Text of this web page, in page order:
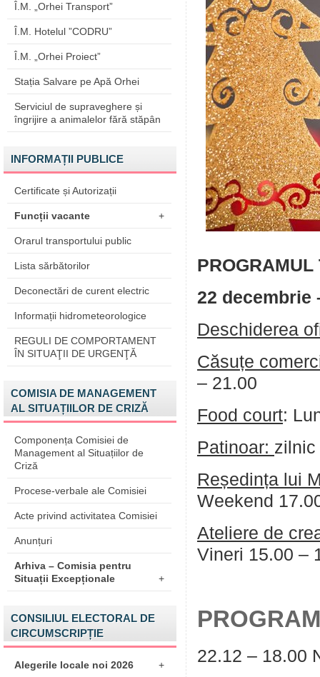
Î.M. „Orhei Transport”
Î.M. Hotelul ”CODRU”
Î.M. „Orhei Proiect”
Stația Salvare pe Apă Orhei
Serviciul de supraveghere și
îngrijire a animalelor fără stăpân
INFORMAȚII PUBLICE
Certificate și Autorizații
Funcții vacante +
Orarul transportului public
Lista sărbătorilor
Deconectări de curent electric
Informații hidrometeorologice
REGULI DE COMPORTAMENT
ÎN SITUAŢII DE URGENŢĂ
COMISIA DE MANAGEMENT
AL SITUAȚIILOR DE CRIZĂ
Componența Comisiei de
Management al Situațiilor de
Criză
Procese-verbale ale Comisiei
Acte privind activitatea Comisiei
Anunțuri
Arhiva – Comisia pentru
Situații Excepționale
+
CONSILIUL ELECTORAL DE
CIRCUMSCRIPȚIE
Alegerile locale noi 2026 +
PROGRAMUL
22 decembrie
Deschiderea
Căsuțe
– 21.00
Food court:
Patinoar: zilnic
Reședința lui
Weekend
Ateliere de
Vineri 15.00 –
22.12 – 18.00